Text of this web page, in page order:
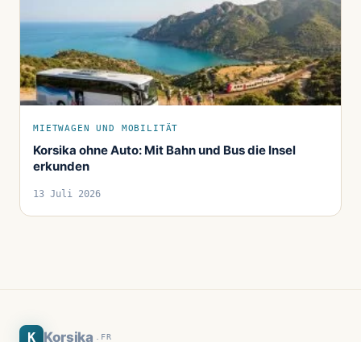
MIETWAGEN UND MOBILITÄT
Korsika ohne Auto: Mit Bahn und Bus die Insel
erkunden
13 Juli 2026
K Korsika .FR